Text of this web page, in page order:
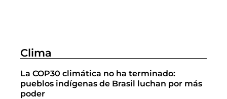
Clima
La COP30 climática no ha terminado:
pueblos indígenas de Brasil luchan por más
poder